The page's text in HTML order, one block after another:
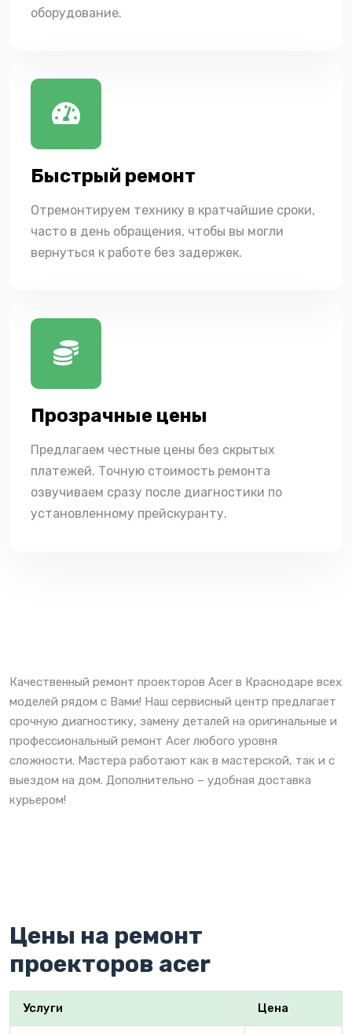
оборудование.
Быстрый ремонт
Отремонтируем технику в кратчайшие сроки,
часто в день обращения, чтобы вы могли
вернуться к работе без задержек.
Прозрачные цены
Предлагаем честные цены без скрытых
платежей. Точную стоимость ремонта
озвучиваем сразу после диагностики по
установленному прейскуранту.
Качественный ремонт проекторов Acer в Краснодаре всех
моделей рядом с Вами! Наш сервисный центр предлагает
срочную диагностику, замену деталей на оригинальные и
профессиональный ремонт Acer любого уровня
сложности. Мастера работают как в мастерской, так и с
выездом на дом. Дополнительно – удобная доставка
курьером!
Цены на ремонт
проекторов acer
Услуги Цена